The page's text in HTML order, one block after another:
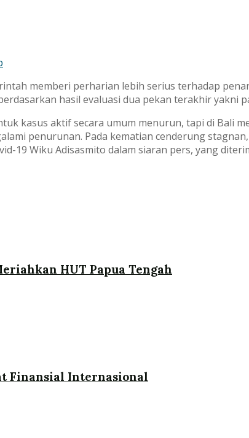
memberi perharian lebih serius terhadap
hasil evaluasi dua pekan terakhir yakni
kasus aktif secara umum menurun, tapi di Bali
penurunan. Pada kematian cenderung
19 Wiku Adisasmito dalam siaran pers, yang
HUT Papua Tengah
Finansial Internasional